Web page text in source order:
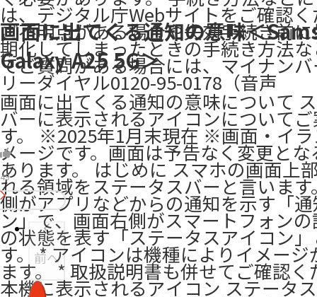
は、デジタル庁Webサイトをご確認
ご不明点がある場合や失効手続き前
期化してしまったときの手続き方法
てご質問がある場合には、マイナン
リーダイヤル0120-95-0178（音声
画面に出てくる通知の意味＜
Galaxy A25 5G＞
画面に出てくる通知の意味について
バーに表示されるアイコンについて
す。 ※2025年1月末現在 ※画面・イ
メージです。画面は予告なく変更と
あります。 はじめに スマホの画面上
れる領域をステータスバーと言います
側がアプリなどからの通知を示す「
ン」で、画面右側がスマートフォン
の状態を表す「ステータスアイコン
す。 * アイコンは機種によりイメージ
ます。 * 取扱説明書も併せてご確認く
本機に表示されるアイコン ステータ
49
前へ